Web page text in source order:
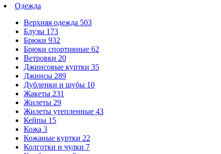
Одежда
Верхняя одежда 503
Блузы 173
Брюки 932
Брюки спортивные 62
Ветровки 20
Джинсовые куртки 35
Джинсы 289
Дубленки и шубы 10
Жакеты 231
Жилеты 29
Жилеты утепленные 43
Кейпы 15
Кожа 3
Кожаные куртки 22
Колготки и чулки 7